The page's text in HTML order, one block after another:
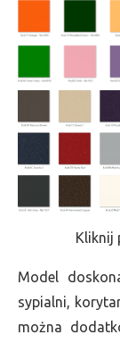
Kliknij
Model
sypialni,
można